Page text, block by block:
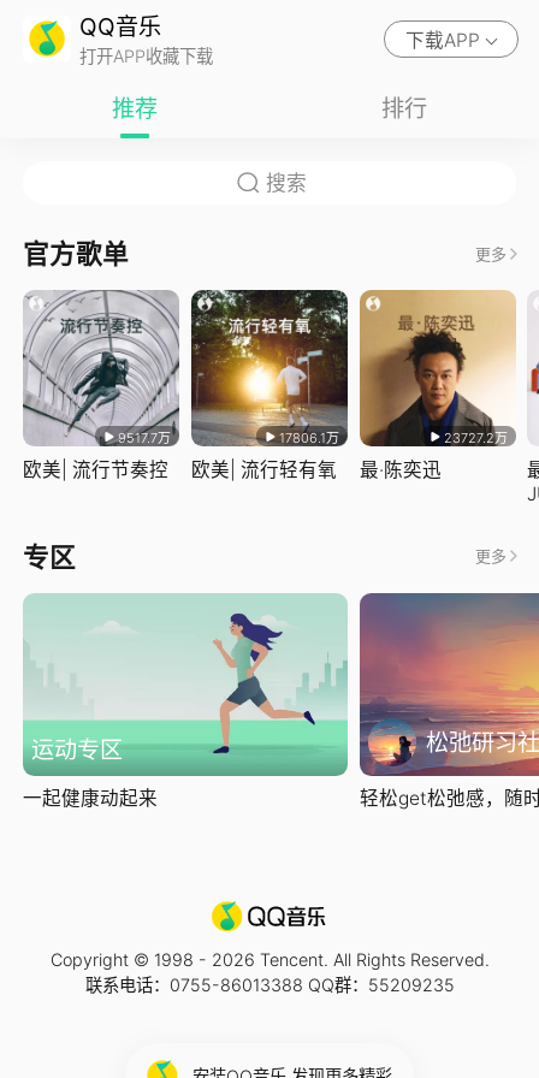
QQ音乐
打开APP收藏下载
下载APP
推荐 排行
官方歌单 更多
9517.7万
欧美| 流行节奏控
17806.1万
欧美| 流行轻有氧
23727.2万
最·陈奕迅
专区 更多
运动专区
一起健康动起来
松弛研习社
轻松get松弛感，随
Copyright © 1998 - 2026 Tencent. All Rights Reserved.
联系电话：0755-86013388 QQ群：55209235